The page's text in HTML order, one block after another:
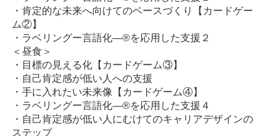
・肯定的な未来へ向けてのベースづくり【カードゲー
ム②】
・ラベリングー言語化―®を応用した支援２
＜昼食＞
・目標の見える化【カードゲーム③】
・自己肯定感が低い人への支援
・手に入れたい未来像【カードゲーム④】
・ラベリングー言語化―®を応用した支援４
・自己肯定感が低い人にむけてのキャリアデザインの
ステップ